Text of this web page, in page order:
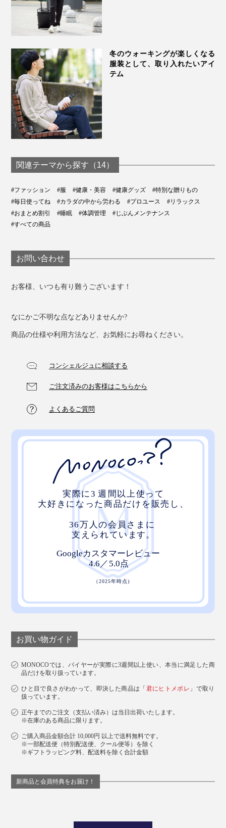
冬のウォーキングが楽しくなる
服装として、取り入れたいアイ
テム
関連テーマから探す（14）
#ファッション #服 #健康・美容 #健康グッズ
#特別な贈りもの
#毎日使ってね
#カラダの中から労わる #プロユース
#リラックス
#おまとめ割引
#睡眠 #体調管理
#じぶんメンテナンス
#すべての商品
お問い合わせ
お客様、いつも有り難うございます！
なにかご不明な点などありませんか?
商品の仕様や利用方法など、お気軽にお尋ねください。
コンシェルジュに相談する
ご注文済みのお客様はこちらから
よくあるご質問
お買い物ガイド
MONOCOでは、バイヤーが実際に3週間以上使い、本当に満足した商
品だけを取り扱っています。
ひと目で良さがわかって、即決した商品は「 君にヒトメボレ 」で取り
扱っています。
正午までのご注文（支払い済み）は当日出荷いたします。
※在庫のある商品に限ります。
ご購入商品金額合計 10,000円 以上で送料無料です。
※一部配送便（特別配送便、クール便等）を除く
※ギフトラッピング料、配送料を除く合計金額
新商品と会員特典をお届け！